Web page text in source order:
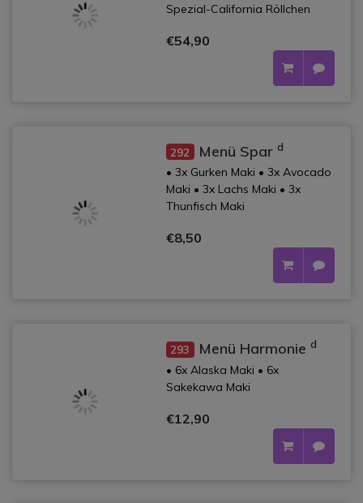
Spezial-California Röllchen
€54,90
292 Menü Spar d
• 3x Gurken Maki • 3x Avocado
Maki • 3x Lachs Maki • 3x
Thunfisch Maki
€8,50
293 Menü Harmonie d
• 6x Alaska Maki • 6x
Sakekawa Maki
€12,90